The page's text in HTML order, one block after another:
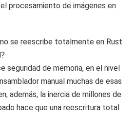
procesamiento de imágenes en
se reescribe totalmente en Rust
seguridad de memoria, en el nivel
manual muchas de esas
además, la inercia de millones de
hace que una reescritura total